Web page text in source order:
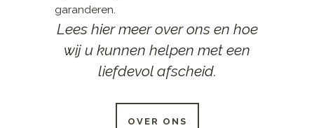
garanderen.
Lees hier meer over ons en hoe
wij u kunnen helpen met een
liefdevol afscheid.
OVER ONS